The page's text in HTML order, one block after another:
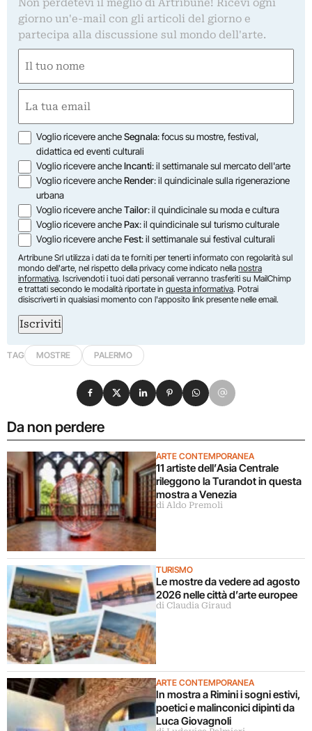
Non perdetevi il meglio di Artribune! Ricevi ogni
giorno un'e-mail con gli articoli del giorno e
partecipa alla discussione sul mondo dell'arte.
(Required)
First
(Required)
Opzioni
Voglio ricevere ancheSegnala: focus su mostre, festival,
didattica ed eventi culturali
Voglio ricevere ancheIncanti: il settimanale sul mercato dell'arte
Voglio ricevere ancheRender: il quindicinale sulla rigenerazione
urbana
Voglio ricevere ancheTailor: il quindicinale su moda e cultura
Voglio ricevere anchePax: il quindicinale sul turismo culturale
Voglio ricevere ancheFest: il settimanale sui festival culturali
Artribune Srl utilizza i dati da te forniti per tenerti informato con regolarità sul
mondo dell'arte, nel rispetto della privacy come indicato nella nostra
informativa. Iscrivendoti i tuoi dati personali verranno trasferiti su MailChimp
e trattati secondo le modalità riportate in questa informativa. Potrai
disiscriverti in qualsiasi momento con l'apposito link presente nelle email.
Iscriviti
TAG MOSTRE PALERMO
Da non perdere
ARTE CONTEMPORANEA
11 artiste dell’Asia Centrale
rileggono la Turandot in questa
mostra a Venezia
di Aldo Premoli
TURISMO
Le mostre da vedere ad agosto
2026 nelle città d’arte europee
di Claudia Giraud
ARTE CONTEMPORANEA
In mostra a Rimini i sogni estivi,
poetici e malinconici dipinti da
Luca Giovagnoli
Condividi su Facebook
Condividi su X
Condividi su LinkedIn
Condividi su Pinterest
Condividi su WhatsApp
Condividi su Email